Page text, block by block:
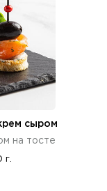
сыром
на тосте
г.